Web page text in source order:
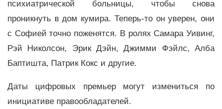
психиатрической больницы, чтобы снова
проникнуть в дом кумира. Теперь-то он уверен, они
с Софией точно поженятся. В ролях Самара Уивинг,
Рэй Николсон, Эрик Дэйн, Джимми Фэйлс, Алба
Баптишта, Патрик Кокс и другие.
Даты цифровых премьер могут измениться по
инициативе правообладателей.